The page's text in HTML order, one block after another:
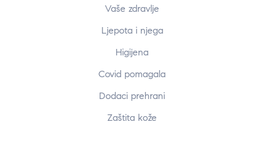
Vaše zdravlje
Ljepota i njega
Higijena
Covid pomagala
Dodaci prehrani
Zaštita kože